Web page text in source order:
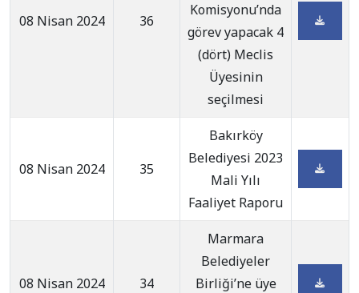
08 Nisan 2024 36
Komisyonu’nda
görev yapacak 4
(dört) Meclis
Üyesinin
seçilmesi
08 Nisan 2024 35
Bakırköy
Belediyesi 2023
Mali Yılı
Faaliyet Raporu
08 Nisan 2024 34
Marmara
Belediyeler
Birliği’ne üye